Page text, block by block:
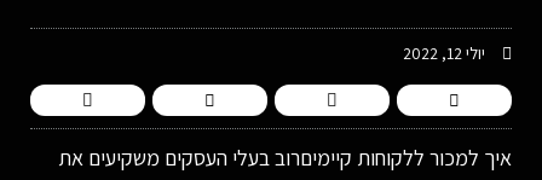
יולי 12, 2022
איך למכור ללקוחות קיימיםרוב בעלי העסקים משקיעים את